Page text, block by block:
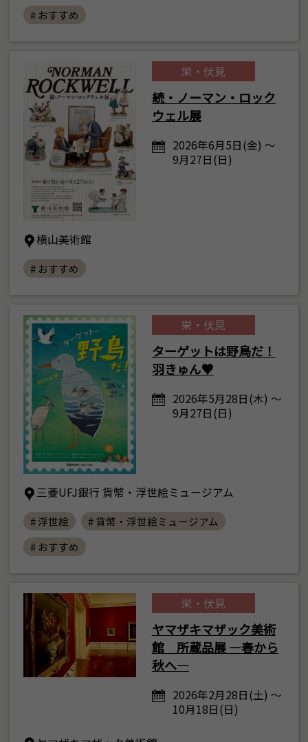
# おすすめ
栄・伏見
続・ノーマン・ロック
ウェル展
2026年6月5日(金) ～
9月27日(日)
横山美術館
# おすすめ
栄・伏見
ターゲットは野鳥だ！
羽きゅん♥
2026年5月28日(木) ～
9月27日(日)
三菱UFJ銀行 貨幣・浮世絵ミュージアム
# 浮世絵
# 貨幣・浮世絵ミュージアム
# おすすめ
栄・伏見
ヤマザキマザック美術
館 所蔵品展 ―春から
秋へ―
2026年2月28日(土) ～
10月18日(日)